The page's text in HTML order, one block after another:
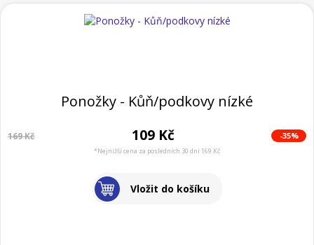
Ponožky - Kůň/podkovy nízké
169 Kč 109 Kč -35%
*Nejnižší cena za posledních 30 dní 169 Kč
Vložit do košíku